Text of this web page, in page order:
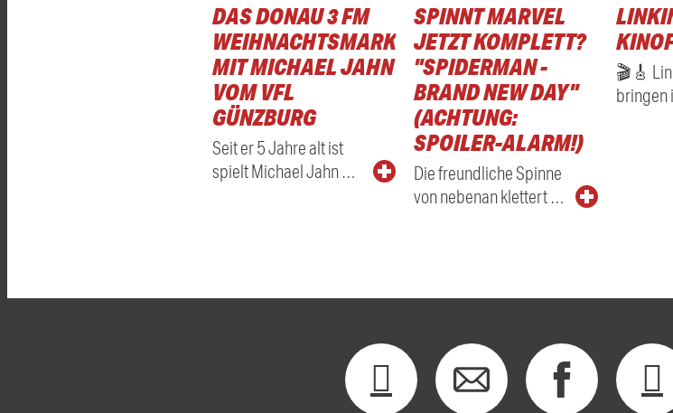
DAS DONAU 3 FM
WEIHNACHTSMARKTRADIO
MIT MICHAEL JAHN
VOM VFL
GÜNZBURG
Seit er 5 Jahre alt ist
spielt Michael Jahn …
SPINNT MARVEL
JETZT KOMPLETT?
"SPIDERMAN -
BRAND NEW DAY"
(ACHTUNG:
SPOILER-ALARM!)
Die freundliche Spinne
von nebenan klettert …
🎬🎸
bringen